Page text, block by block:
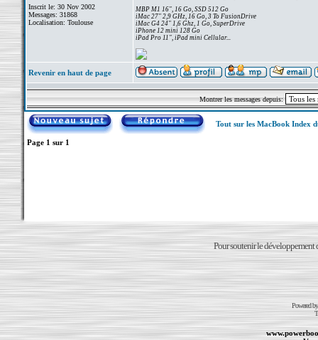
Inscrit le: 30 Nov 2002
Messages: 31868
Localisation: Toulouse
MBP M1 16", 16 Go, SSD 512 Go
iMac 27" 2,9 GHz, 16 Go, 3 To FusionDrive
iMac G4 24" 1,6 Ghz, 1 Go, SuperDrive
iPhone 12 mini 128 Go
iPad Pro 11", iPad mini Cellular...
Revenir en haut de page
Montrer les messages depuis:
Tout sur les MacBook Index
Page 1 sur 1
Pour soutenir le développement
Powered